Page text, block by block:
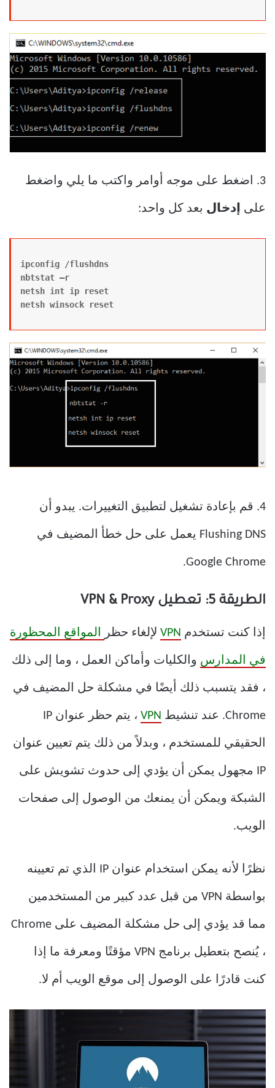
3. اضغط على موجه أوامر واكتب ما يلي واضغط
على إدخال بعد كل واحد:
ipconfig /flushdns
nbtstat –r
netsh int ip reset
netsh winsock reset
4. قم بإعادة تشغيل لتطبيق التغييرات. يبدو أن
Flushing DNS يعمل على حل خطأ المضيف في
Google Chrome.
الطريقة 5: تعطيل VPN & Proxy
إذا كنت تستخدم VPN لإلغاء حظر المواقع المحظورة
في المدارس والكليات وأماكن العمل ، وما إلى ذلك
، فقد يتسبب ذلك أيضًا في مشكلة حل المضيف في
Chrome. عند تنشيط VPN ، يتم حظر عنوان IP
الحقيقي للمستخدم ، وبدلاً من ذلك يتم تعيين عنوان
IP مجهول يمكن أن يؤدي إلى حدوث تشويش على
الشبكة ويمكن أن يمنعك من الوصول إلى صفحات
الويب.
نظرًا لأنه يمكن استخدام عنوان IP الذي تم تعيينه
بواسطة VPN من قبل عدد كبير من المستخدمين
مما قد يؤدي إلى حل مشكلة المضيف على Chrome
، يُنصح بتعطيل برنامج VPN مؤقتًا ومعرفة ما إذا
كنت قادرًا على الوصول إلى موقع الويب أم لا.